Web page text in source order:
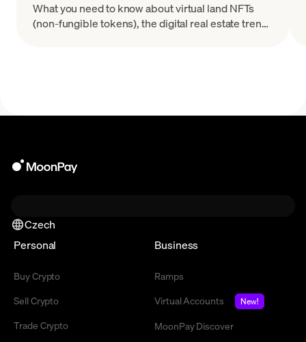
What you need to know about virtual land NFTs
(non-fungible tokens), the digital real estate trend
Czech
Personal
Buy Crypto
Sell Crypto
Trade Crypto
Business
Ramps
Virtual Accounts
New!
MoonPay Discover